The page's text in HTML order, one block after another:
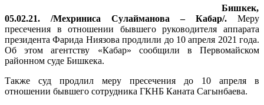
Бишкек,
05.02.21. /Мехриниса Сулайманова – Кабар/. Меру
пресечения в отношении бывшего руководителя аппарата
президента Фарида Ниязова продлили до 10 апреля 2021 года.
Об этом агентству «Кабар» сообщили в Первомайском
районном суде Бишкека.
Также суд продлил меру пресечения до 10 апреля в
отношении бывшего сотрудника ГКНБ Каната Сагынбаева.